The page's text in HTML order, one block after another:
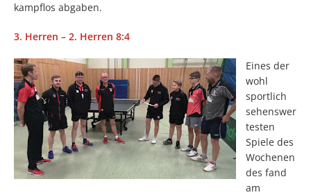
kampflos abgaben.
3. Herren – 2. Herren 8:4
Eines der
wohl
sportlich
sehenswer
testen
Spiele des
Wochenen
des fand
am